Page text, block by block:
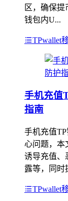
区，确保
钱包内U...
TPwallet
手机充值
指南
手机充值
心问题，本
诱导充值、
露等，同时
TPwallet